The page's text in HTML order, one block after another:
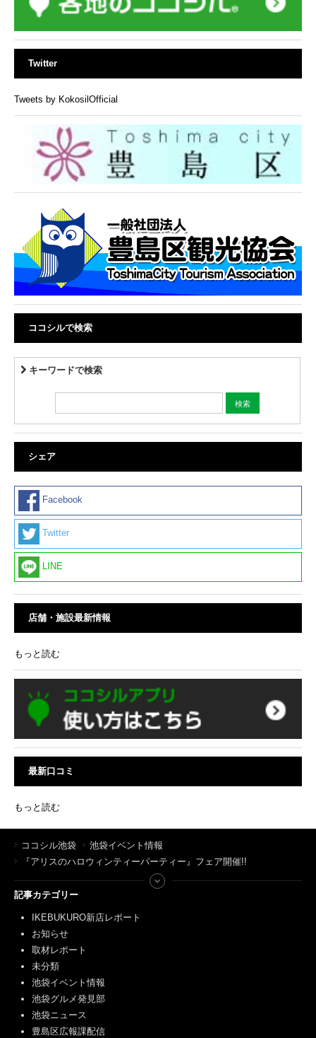
Twitter
Tweets by KokosilOfficial
ココシルで検索
キーワードで検索
シェア
Facebook
Twitter
LINE
店舗・施設最新情報
もっと読む
最新口コミ
もっと読む
ココシル池袋
池袋イベント情報
『アリスのハロウィンティーパーティー』フェア開催!!
記事カテゴリー
IKEBUKURO新店レポート
お知らせ
取材レポート
未分類
池袋イベント情報
池袋グルメ発見部
池袋ニュース
豊島区広報課配信